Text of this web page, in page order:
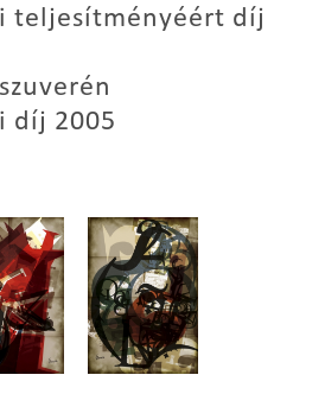
teljesítményéért díj
díj 2005